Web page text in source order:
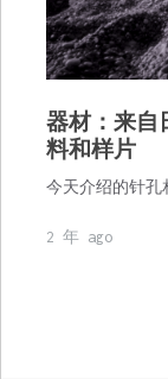
器材：来自
料和样片
今天介绍的针孔
2 年 ago